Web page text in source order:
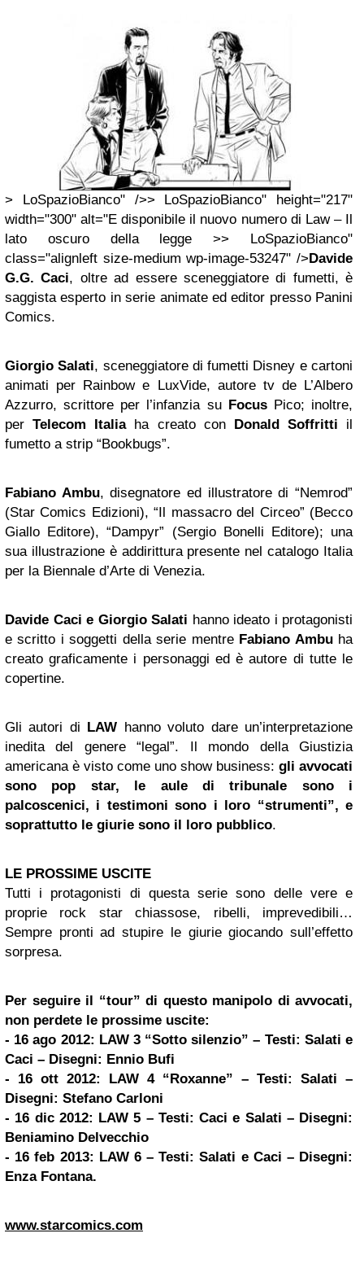
> LoSpazioBianco" />> LoSpazioBianco" height="217"
width="300" alt="E disponibile il nuovo numero di Law – Il
lato oscuro della legge >> LoSpazioBianco"
class="alignleft size-medium wp-image-53247" />Davide
G.G. Caci, oltre ad essere sceneggiatore di fumetti, è
saggista esperto in serie animate ed editor presso Panini
Comics.
Giorgio Salati, sceneggiatore di fumetti Disney e cartoni
animati per Rainbow e LuxVide, autore tv de L’Albero
Azzurro, scrittore per l’infanzia su FocusPico; inoltre,
perTelecom Italiaha creato con Donald Soffritti il
fumetto a strip “Bookbugs”.
Fabiano Ambu, disegnatore ed illustratore di “Nemrod”
(Star Comics Edizioni), “Il massacro del Circeo” (Becco
Giallo Editore), “Dampyr” (Sergio Bonelli Editore); una
sua illustrazione è addirittura presente nel catalogo Italia
per la Biennale d’Arte di Venezia.
Davide Caci e Giorgio Salati hanno ideato i protagonisti
e scritto i soggetti della serie mentre Fabiano Ambuha
creato graficamente i personaggi ed è autore di tutte le
copertine.
Gli autori di LAW hanno voluto dare un’interpretazione
inedita del genere “legal”. Il mondo della Giustizia
americana è visto come uno show business: gli avvocati
sono pop star, le aule di tribunale sono i
palcoscenici, i testimoni sono i loro “strumenti”, e
soprattutto le giurie sono il loro pubblico.
LE PROSSIME USCITE
Tutti i protagonisti di questa serie sono delle vere e
proprie rock star chiassose, ribelli, imprevedibili…
Sempre pronti ad stupire le giurie giocando sull’effetto
sorpresa.
Per seguire il “tour” di questo manipolo di avvocati,
non perdete le prossime uscite:
- 16 ago 2012: LAW 3 “Sotto silenzio” – Testi: Salati e
Caci – Disegni: Ennio Bufi
- 16 ott 2012: LAW 4 “Roxanne” – Testi: Salati –
Disegni: Stefano Carloni
- 16 dic 2012: LAW 5 – Testi: Caci e Salati – Disegni:
Beniamino Delvecchio
- 16 feb 2013: LAW 6 – Testi: Salati e Caci – Disegni:
Enza Fontana.
www.starcomics.com